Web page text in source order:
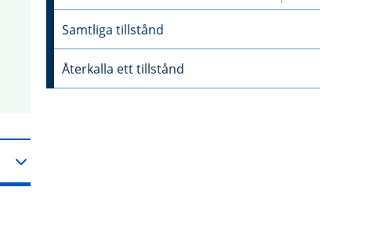
Samtliga tillstånd
Återkalla ett tillstånd